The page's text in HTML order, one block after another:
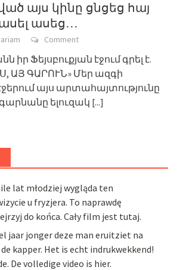
այս կինը ցնցեց հայ
ասեց․․․
Comment
իր Ֆեյսբուքյան էջում գրել է.
ԱՅ ԳԱՐՈՒՆ» Մեր ազգի
այս արտահայտությունը
ելուզակ [...]
lat młodziej wygląda ten
u fryzjera. To naprawdę
do końca. Cały film jest tutaj.
jaar jonger deze man eruitziet na
kapper. Het is echt indrukwekkend!
De volledige video is hier.